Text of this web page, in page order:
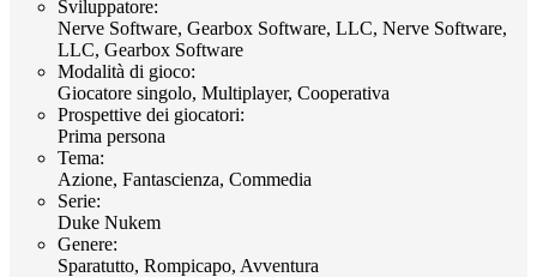
Sviluppatore:
Nerve Software, Gearbox Software, LLC, Nerve Software,
LLC, Gearbox Software
Modalità di gioco:
Giocatore singolo, Multiplayer, Cooperativa
Prospettive dei giocatori:
Prima persona
Tema:
Azione, Fantascienza, Commedia
Serie:
Duke Nukem
Genere:
Sparatutto, Rompicapo, Avventura